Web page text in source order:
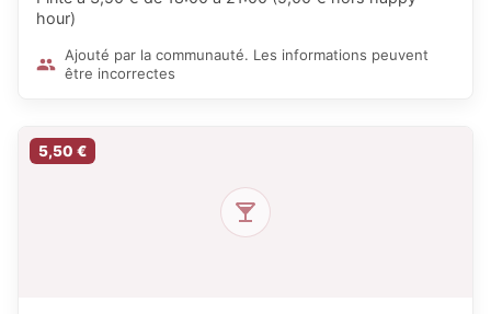
hour)
Ajouté par la communauté. Les informations peuvent
être incorrectes
5,50 €